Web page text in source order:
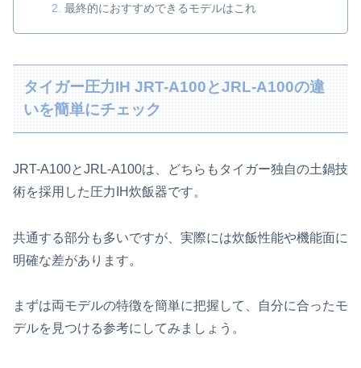
最終的におすすめできるモデルはこれ
タイガー圧力IH JRT-A100とJRL-A100の違
いを簡単にチェック
JRT-A100とJRL-A100は、どちらもタイガー独自の土鍋技
術を採用した圧力IH炊飯器です。
共通する部分も多いですが、実際には炊飯性能や機能面に
明確な差があります。
まずは両モデルの特徴を簡単に把握して、自分に合ったモ
デルを見つける参考にしてみましょう。